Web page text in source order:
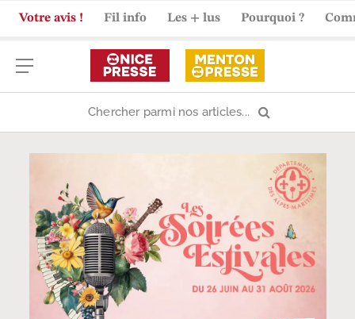
Votre avis ! Fil info Les + lus Pourquoi ?